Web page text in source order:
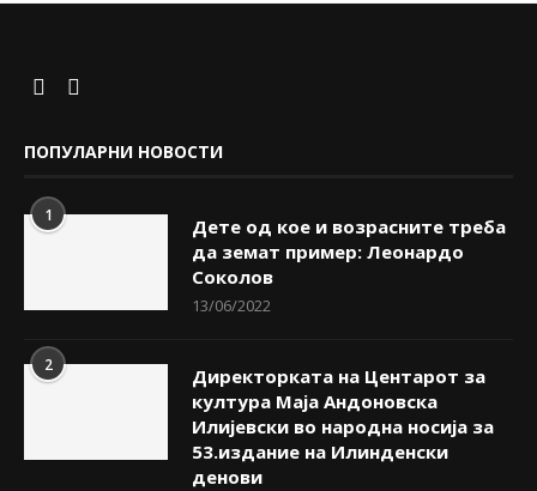
ПОПУЛАРНИ НОВОСТИ
1
Дете од кое и возрасните треба
да земат пример: Леонардо
Соколов
13/06/2022
2
Директорката на Центарот за
култура Маја Андоновска
Илијевски во народна носија за
53.издание на Илинденски
денови